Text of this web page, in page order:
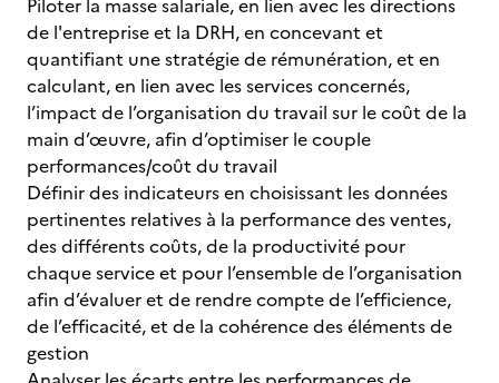
Piloter la masse salariale, en lien avec les directions
de l'entreprise et la DRH, en concevant et
quantifiant une stratégie de rémunération, et en
calculant, en lien avec les services concernés,
l’impact de l’organisation du travail sur le coût de la
main d’œuvre, afin d’optimiser le couple
performances/coût du travail
Définir des indicateurs en choisissant les données
pertinentes relatives à la performance des ventes,
des différents coûts, de la productivité pour
chaque service et pour l’ensemble de l’organisation
afin d’évaluer et de rendre compte de l’efficience,
de l’efficacité, et de la cohérence des éléments de
gestion